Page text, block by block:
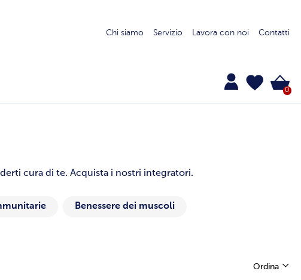
Chi siamo Servizio Lavora con noi Contatti
0
cura di te. Acquista i nostri integratori.
Benessere dei muscoli
Ordina